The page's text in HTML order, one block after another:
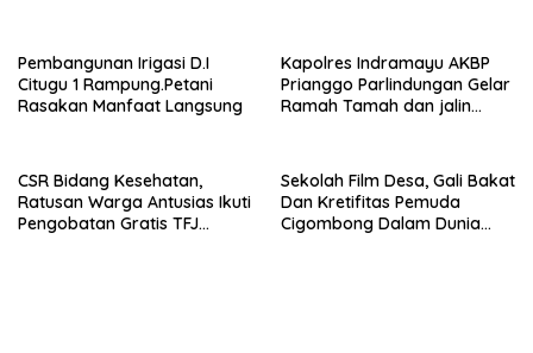
Masyarakat Dan Pengguna
Jalan.
Pembangunan Irigasi D.I
Citugu 1 Rampung.Petani
Rasakan Manfaat Langsung
Kapolres Indramayu AKBP
Prianggo Parlindungan Gelar
Ramah Tamah dan jalin
CSR Bidang Kesehatan,
Ratusan Warga Antusias Ikuti
Pengobatan Gratis TFJ
Sekolah Film Desa, Gali Bakat
Dan Kretifitas Pemuda
Cigombong Dalam Dunia